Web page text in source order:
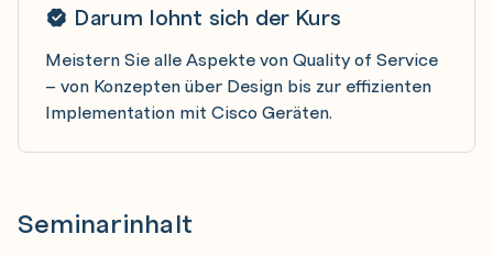
Darum lohnt sich der Kurs
Meistern Sie alle Aspekte von Quality of Service
– von Konzepten über Design bis zur effizienten
Implementation mit Cisco Geräten.
Seminarinhalt